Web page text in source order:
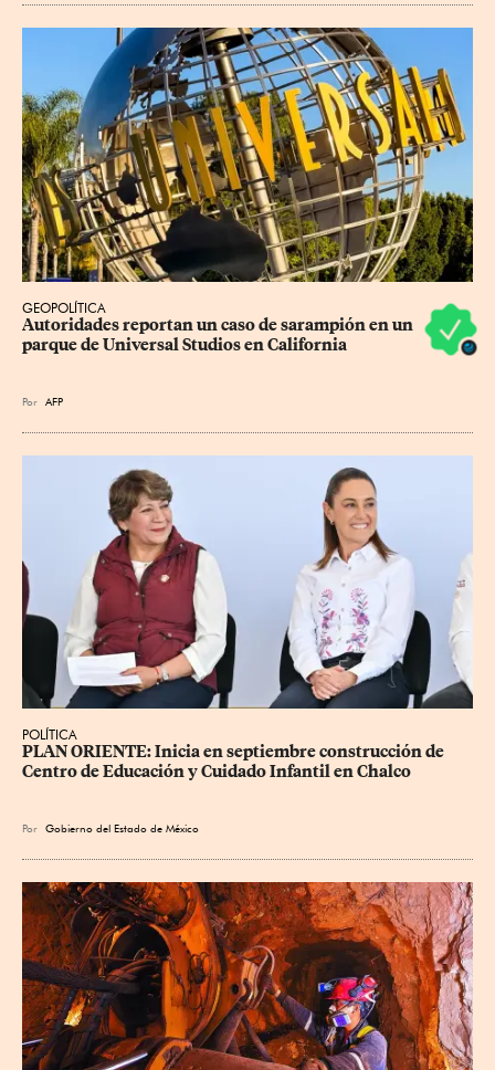
GEOPOLÍTICA
Autoridades reportan un caso de sarampión en un
parque de Universal Studios en California
Por AFP
POLÍTICA
PLAN ORIENTE: Inicia en septiembre construcción de
Centro de Educación y Cuidado Infantil en Chalco
Por Gobierno del Estado de México